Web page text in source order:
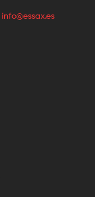
info@essax.es